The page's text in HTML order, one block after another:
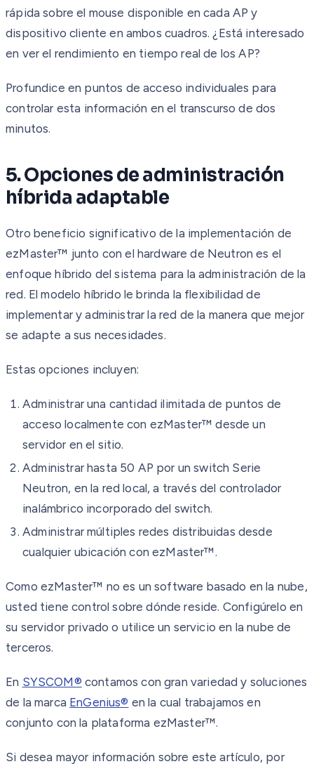
rápida sobre el mouse disponible en cada AP y
dispositivo cliente en ambos cuadros. ¿Está interesado
en ver el rendimiento en tiempo real de los AP?
Profundice en puntos de acceso individuales para
controlar esta información en el transcurso de dos
minutos.
5. Opciones de administración
híbrida adaptable
Otro beneficio significativo de la implementación de
ezMaster™ junto con el hardware de Neutron es el
enfoque híbrido del sistema para la administración de la
red. El modelo híbrido le brinda la flexibilidad de
implementar y administrar la red de la manera que mejor
se adapte a sus necesidades.
Estas opciones incluyen:
Administrar una cantidad ilimitada de puntos de
acceso localmente con ezMaster™ desde un
servidor en el sitio.
Administrar hasta 50 AP por un switch Serie
Neutron, en la red local, a través del controlador
inalámbrico incorporado del switch.
Administrar múltiples redes distribuidas desde
cualquier ubicación con ezMaster™.
Como ezMaster™ no es un software basado en la nube,
usted tiene control sobre dónde reside. Configúrelo en
su servidor privado o utilice un servicio en la nube de
terceros.
En SYSCOM® contamos con gran variedad y soluciones
de la marca EnGenius® en la cual trabajamos en
conjunto con la plataforma ezMaster™.
Si desea mayor información sobre este artículo, por